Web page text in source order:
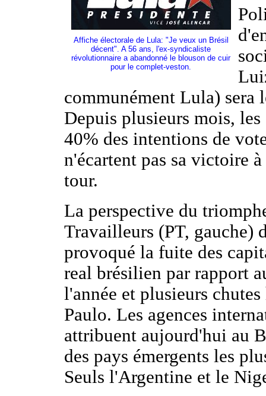
Affiche électorale de Lula: "Je veux un Brésil
décent". A 56 ans, l'ex-syndicaliste
révolutionnaire a abandonné le blouson de cuir
pour le complet-veston.
communément Lula) sera
Depuis plusieurs mois,
40% des intentions de
n'écartent pas sa victoire
tour.
La perspective du
Travailleurs (PT, gauche)
provoqué la fuite des
real brésilien par rapport
l'année et plusieurs
Paulo. Les agences
attribuent aujourd'hui au
des pays émergents les
Seuls l'Argentine et le